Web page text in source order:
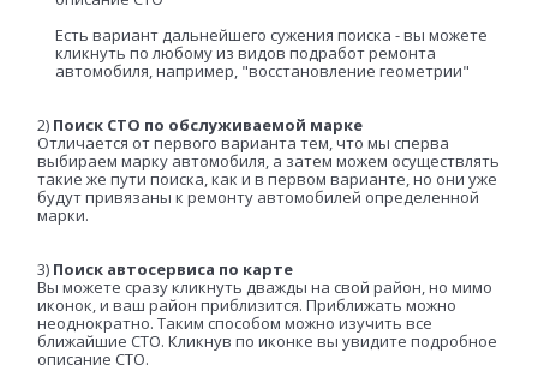
Есть вариант дальнейшего сужения поиска - вы можете
кликнуть по любому из видов подработ ремонта
автомобиля, например, "восстановление геометрии"
2) Поиск СТО по обслуживаемой марке
Отличается от первого варианта тем, что мы сперва
выбираем марку автомобиля, а затем можем осуществлять
такие же пути поиска, как и в первом варианте, но они уже
будут привязаны к ремонту автомобилей определенной
марки.
3) Поиск автосервиса по карте
Вы можете сразу кликнуть дважды на свой район, но мимо
иконок, и ваш район приблизится. Приближать можно
неоднократно. Таким способом можно изучить все
ближайшие СТО. Кликнув по иконке вы увидите подробное
описание СТО.